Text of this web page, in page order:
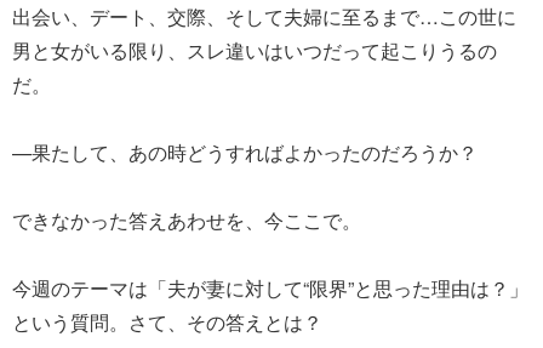
出会い、デート、交際、そして夫婦に至るまで…この世に
男と女がいる限り、スレ違いはいつだって起こりうるの
だ。
—果たして、あの時どうすればよかったのだろうか？
できなかった答えあわせを、今ここで。
今週のテーマは「夫が妻に対して“限界”と思った理由は？」
という質問。さて、その答えとは？